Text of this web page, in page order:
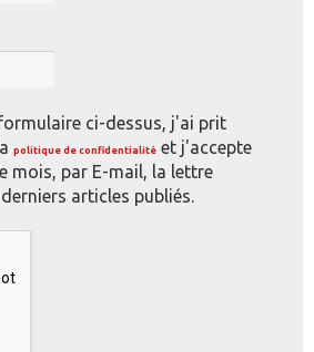
ci-dessus, j'ai prit
politique de confidentialité et j'accepte
mois, par E-mail, la lettre
articles publiés.